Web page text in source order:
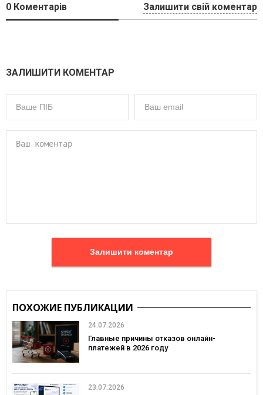
0 Коментарів Залишити свій коментар
ЗАЛИШИТИ КОМЕНТАР
Залишити коментар
ПОХОЖИЕ ПУБЛИКАЦИИ
24.07.2026
Главные причины отказов онлайн-
платежей в 2026 году
23.07.2026